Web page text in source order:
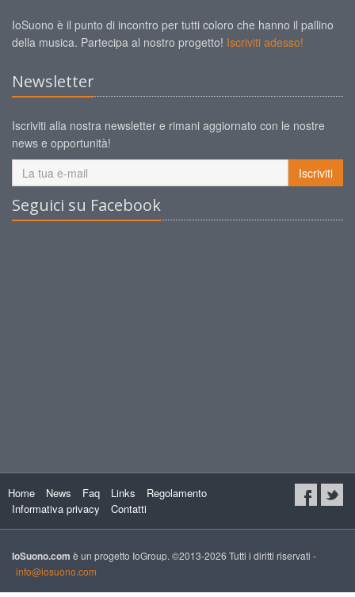
IoSuono è il punto di incontro per tutti coloro che hanno il pallino
della musica. Partecipa al nostro progetto! Iscriviti adesso!
Newsletter
Iscriviti alla nostra newsletter e rimani aggiornato con le nostre
news e opportunità!
Iscriviti
Seguici su Facebook
Home News Faq Links
Regolamento
Informativa privacy
Contatti
IoSuono.com è un progetto IoGroup. ©2013-2026 Tutti i diritti riservati -
info@iosuono.com